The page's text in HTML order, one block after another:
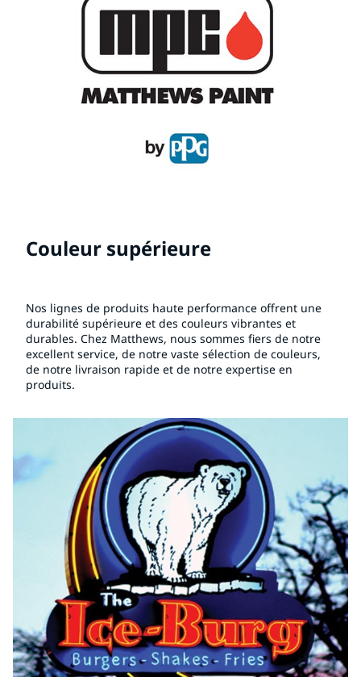
Couleur supérieure
Nos lignes de produits haute performance offrent une
durabilité supérieure et des couleurs vibrantes et
durables. Chez Matthews, nous sommes fiers de notre
excellent service, de notre vaste sélection de couleurs,
de notre livraison rapide et de notre expertise en
produits.